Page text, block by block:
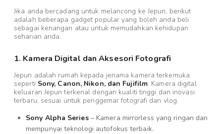
Jika anda bercadang untuk melancong ke Jepun, berikut
adalah beberapa gadget popular yang boleh anda beli
sebagai kenangan atau untuk memudahkan kehidupan
seharian anda.
1. Kamera Digital dan Aksesori Fotografi
Jepun adalah rumah kepada jenama kamera terkemuka
seperti Sony, Canon, Nikon, dan Fujifilm. Kamera digital
keluaran Jepun terkenal dengan kualiti tinggi dan inovasi
terbaru, sesuai untuk penggemar fotografi dan vlog.
Sony Alpha Series– Kamera mirrorless yang ringan dan
mempunyai teknologi autofokus terbaik.